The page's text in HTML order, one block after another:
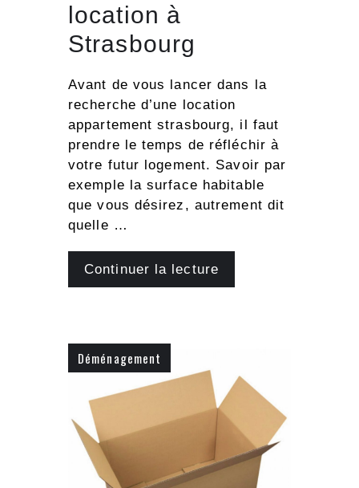
location à
Strasbourg
Avant de vous lancer dans la
recherche d’une location
appartement strasbourg, il faut
prendre le temps de réfléchir à
votre futur logement. Savoir par
exemple la surface habitable
que vous désirez, autrement dit
quelle …
Continuer la lecture
Déménagement